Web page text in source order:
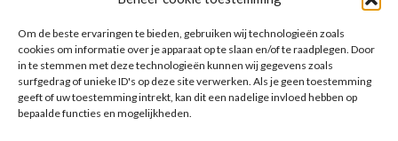
Om de beste ervaringen te bieden, gebruiken wij technologieën zoals
cookies om informatie over je apparaat op te slaan en/of te raadplegen. Door
in te stemmen met deze technologieën kunnen wij gegevens zoals
surfgedrag of unieke ID's op deze site verwerken. Als je geen toestemming
geeft of uw toestemming intrekt, kan dit een nadelige invloed hebben op
bepaalde functies en mogelijkheden.
Netherlands)
+31 (0)619117004
Email:welkom@villaheidetuin.nl